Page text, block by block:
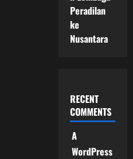
Peradilan
ke
Nusantara
RECENT
COMMENTS
A
WordPress